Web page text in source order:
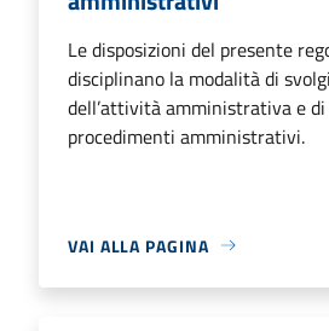
Le disposizioni del presente
disciplinano la modalità di
dell’attività amministrativa e
procedimenti amministrativi.
VAI ALLA PAGINA